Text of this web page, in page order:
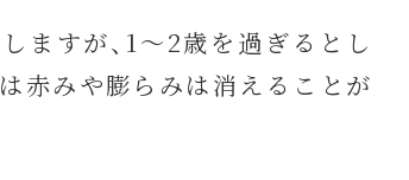
ますが、1～2歳を過ぎるとし
赤みや膨らみは消えることが